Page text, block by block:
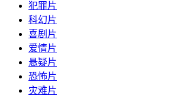
犯罪片
科幻片
喜剧片
爱情片
悬疑片
恐怖片
灾难片